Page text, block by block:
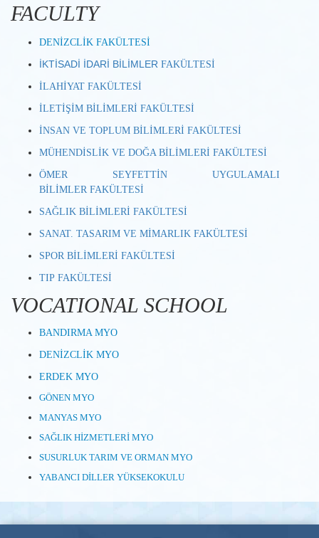
FACULTY
DENİZCLİK FAKÜLTESİ
İKTİSADİ İDARİ BİLİMLER FAKÜLTESİ
İLAHİYAT FAKÜLTESİ
İLETİŞİM BİLİMLERİ FAKÜLTESİ
İNSAN VE TOPLUM BİLİMLERİ FAKÜLTESİ
MÜHENDİSLİK VE DOĞA BİLİMLERİ FAKÜLTESİ
ÖMER SEYFETTİN UYGULAMALI
BİLİMLER FAKÜLTESİ
SAĞLIK BİLİMLERİ FAKÜLTESİ
SANAT. TASARIM VE MİMARLIK FAKÜLTESİ
SPOR BİLİMLERİ FAKÜLTESİ
TIP FAKÜLTESİ
VOCATIONAL SCHOOL
BANDIRMA MYO
DENİZCLİK MYO
ERDEK MYO
GÖNEN MYO
MANYAS MYO
SAĞLIK HİZMETLERİ MYO
SUSURLUK TARIM VE ORMAN MYO
YABANCI DİLLER YÜKSEKOKULU